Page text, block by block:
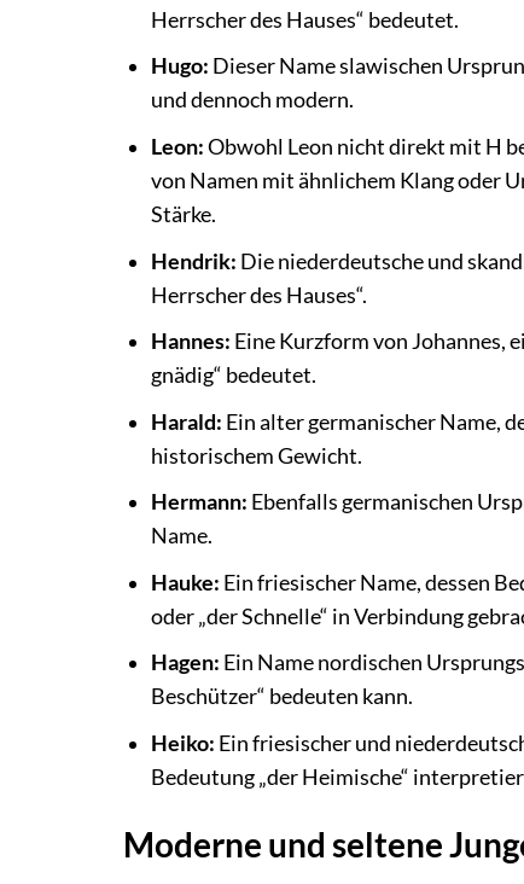
Herrscher des Hauses“ bedeutet.
Hugo: Dieser Name slawischen
und dennoch modern.
Leon:Obwohl Leon nicht direkt mit H
von Namen mit ähnlichem Klang oder
Stärke.
Hendrik: Die niederdeutsche und
Herrscher des Hauses“.
Hannes: Eine Kurzform von Johannes,
gnädig“ bedeutet.
Harald: Ein alter germanischer Name,
historischem Gewicht.
Hermann: Ebenfalls germanischen
Name.
Hauke: Ein friesischer Name, dessen
oder „der Schnelle“ in Verbindung
Hagen: Ein Name nordischen
Beschützer“ bedeuten kann.
Heiko: Ein friesischer und
Bedeutung „der Heimische“
Moderne und seltene